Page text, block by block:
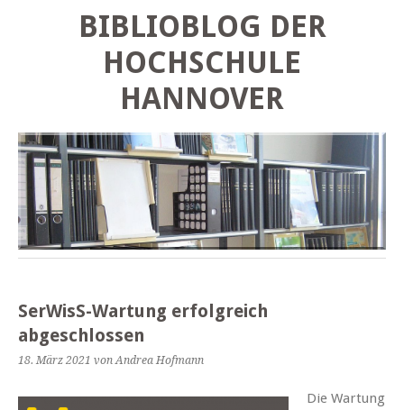
BIBLIOBLOG DER
HOCHSCHULE
HANNOVER
SerWisS-Wartung erfolgreich
abgeschlossen
18. März 2021 von Andrea Hofmann
Die Wartung